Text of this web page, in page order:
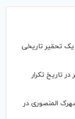
یک تحقیر تاریخی
تاریخ تکرار
المنصوری در